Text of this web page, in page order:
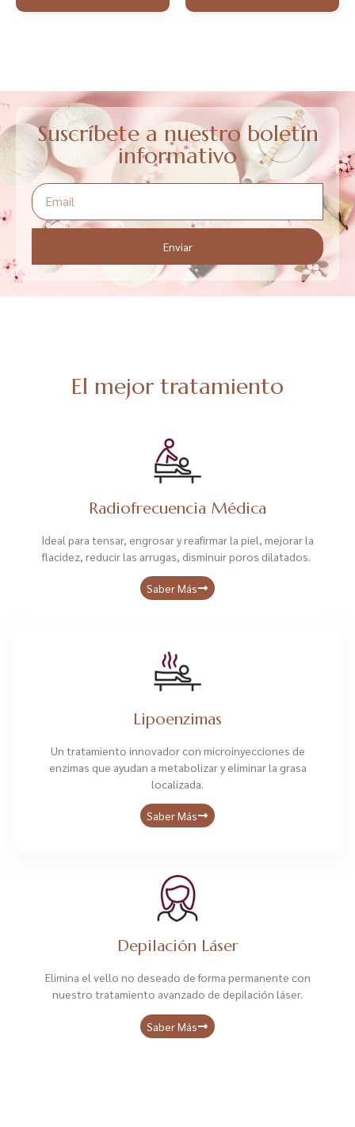
Suscríbete a nuestro boletín
informativo
Enviar
El mejor tratamiento
Radiofrecuencia Médica
Ideal para tensar, engrosar y reafirmar la piel, mejorar la
flacidez, reducir las arrugas, disminuir poros dilatados.
Saber Más
Lipoenzimas
Un tratamiento innovador con microinyecciones de
enzimas que ayudan a metabolizar y eliminar la grasa
localizada.
Saber Más
Depilación Láser
Elimina el vello no deseado de forma permanente con
nuestro tratamiento avanzado de depilación láser.
Saber Más